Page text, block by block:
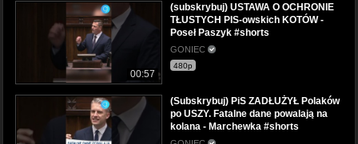
00:57
(subskrybuj) USTAWA O OCHRONIE
TŁUSTYCH PIS-owskich KOTÓW -
Poseł Paszyk #shorts
GONIEC
480p
(Subskrybuj) PiS ZADŁUŻYŁ Polaków
po USZY. Fatalne dane powalają na
kolana - Marchewka #shorts